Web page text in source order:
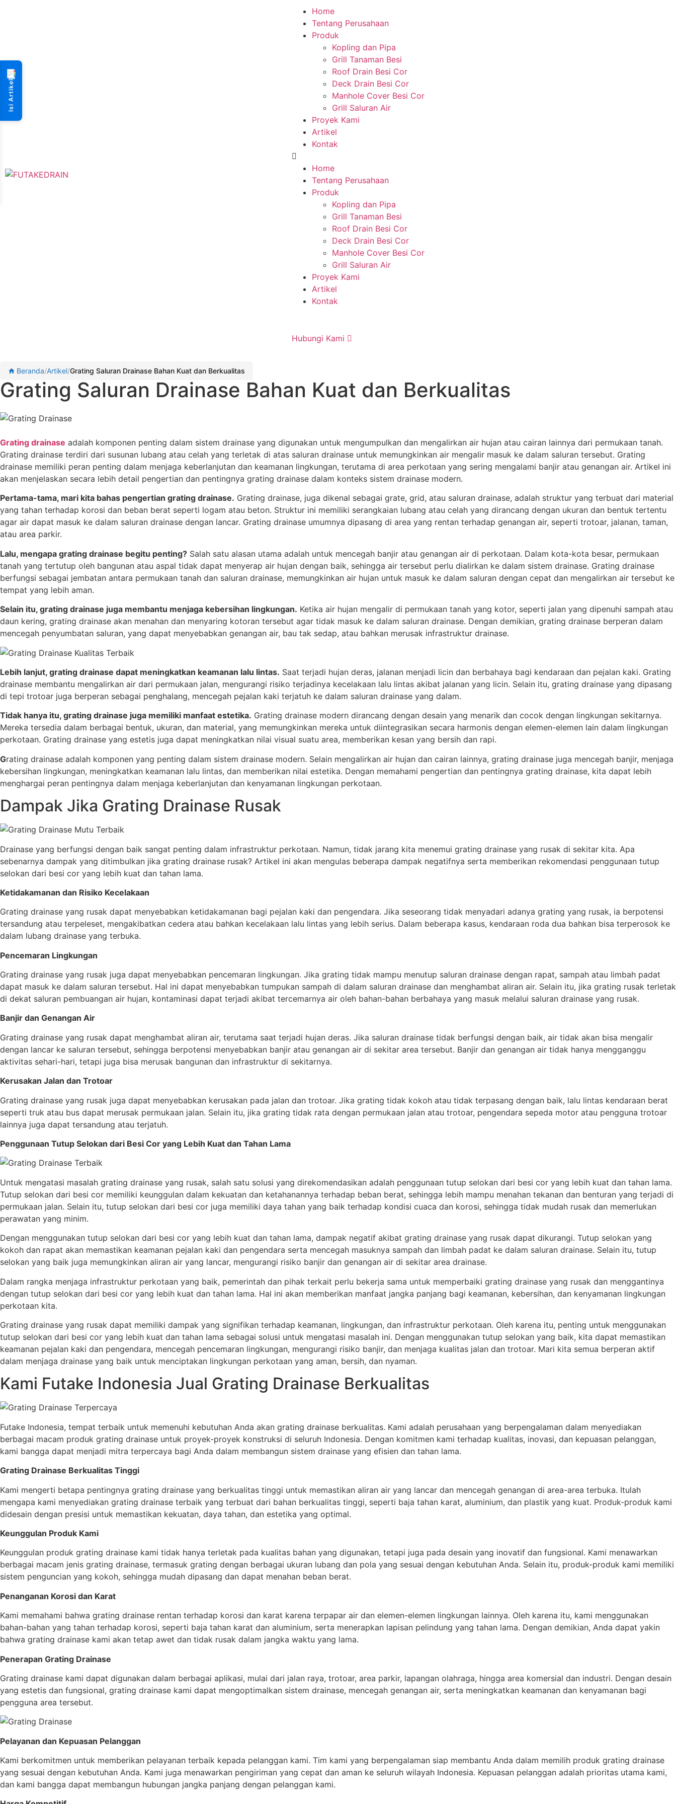
Home
Tentang Perusahaan
Produk
Kopling dan Pipa
Grill Tanaman Besi
Roof Drain Besi Cor
Deck Drain Besi Cor
Manhole Cover Besi Cor
Grill Saluran Air
Proyek Kami
Artikel
Kontak
Home
Tentang Perusahaan
Produk
Kopling dan Pipa
Grill Tanaman Besi
Roof Drain Besi Cor
Deck Drain Besi Cor
Manhole Cover Besi Cor
Grill Saluran Air
Proyek Kami
Artikel
Kontak
Hubungi Kami
Beranda/Artikel/Grating Saluran Drainase Bahan Kuat dan Berkualitas
📑
Isi Artikel
Grating Saluran Drainase Bahan Kuat dan Berkualitas
Grating drainase adalah komponen penting dalam sistem drainase yang digunakan untuk mengumpulkan dan mengalirkan air hujan atau cairan lainnya dari permukaan tanah.
Grating drainase terdiri dari susunan lubang atau celah yang terletak di atas saluran drainase untuk memungkinkan air mengalir masuk ke dalam saluran tersebut. Grating
drainase memiliki peran penting dalam menjaga keberlanjutan dan keamanan lingkungan, terutama di area perkotaan yang sering mengalami banjir atau genangan air. Artikel ini
akan menjelaskan secara lebih detail pengertian dan pentingnya grating drainase dalam konteks sistem drainase modern.
Pertama-tama, mari kita bahas pengertian grating drainase. Grating drainase, juga dikenal sebagai grate, grid, atau saluran drainase, adalah struktur yang terbuat dari material
yang tahan terhadap korosi dan beban berat seperti logam atau beton. Struktur ini memiliki serangkaian lubang atau celah yang dirancang dengan ukuran dan bentuk tertentu
agar air dapat masuk ke dalam saluran drainase dengan lancar. Grating drainase umumnya dipasang di area yang rentan terhadap genangan air, seperti trotoar, jalanan, taman,
atau area parkir.
Lalu, mengapa grating drainase begitu penting? Salah satu alasan utama adalah untuk mencegah banjir atau genangan air di perkotaan. Dalam kota-kota besar, permukaan
tanah yang tertutup oleh bangunan atau aspal tidak dapat menyerap air hujan dengan baik, sehingga air tersebut perlu dialirkan ke dalam sistem drainase. Grating drainase
berfungsi sebagai jembatan antara permukaan tanah dan saluran drainase, memungkinkan air hujan untuk masuk ke dalam saluran dengan cepat dan mengalirkan air tersebut ke
tempat yang lebih aman.
Selain itu, grating drainase juga membantu menjaga kebersihan lingkungan. Ketika air hujan mengalir di permukaan tanah yang kotor, seperti jalan yang dipenuhi sampah atau
daun kering, grating drainase akan menahan dan menyaring kotoran tersebut agar tidak masuk ke dalam saluran drainase. Dengan demikian, grating drainase berperan dalam
mencegah penyumbatan saluran, yang dapat menyebabkan genangan air, bau tak sedap, atau bahkan merusak infrastruktur drainase.
Lebih lanjut, grating drainase dapat meningkatkan keamanan lalu lintas. Saat terjadi hujan deras, jalanan menjadi licin dan berbahaya bagi kendaraan dan pejalan kaki. Grating
drainase membantu mengalirkan air dari permukaan jalan, mengurangi risiko terjadinya kecelakaan lalu lintas akibat jalanan yang licin. Selain itu, grating drainase yang dipasang
di tepi trotoar juga berperan sebagai penghalang, mencegah pejalan kaki terjatuh ke dalam saluran drainase yang dalam.
Tidak hanya itu, grating drainase juga memiliki manfaat estetika. Grating drainase modern dirancang dengan desain yang menarik dan cocok dengan lingkungan sekitarnya.
Mereka tersedia dalam berbagai bentuk, ukuran, dan material, yang memungkinkan mereka untuk diintegrasikan secara harmonis dengan elemen-elemen lain dalam lingkungan
perkotaan. Grating drainase yang estetis juga dapat meningkatkan nilai visual suatu area, memberikan kesan yang bersih dan rapi.
Grating drainase adalah komponen yang penting dalam sistem drainase modern. Selain mengalirkan air hujan dan cairan lainnya, grating drainase juga mencegah banjir, menjaga
kebersihan lingkungan, meningkatkan keamanan lalu lintas, dan memberikan nilai estetika. Dengan memahami pengertian dan pentingnya grating drainase, kita dapat lebih
menghargai peran pentingnya dalam menjaga keberlanjutan dan kenyamanan lingkungan perkotaan.
Dampak Jika Grating Drainase Rusak
Drainase yang berfungsi dengan baik sangat penting dalam infrastruktur perkotaan. Namun, tidak jarang kita menemui grating drainase yang rusak di sekitar kita. Apa
sebenarnya dampak yang ditimbulkan jika grating drainase rusak? Artikel ini akan mengulas beberapa dampak negatifnya serta memberikan rekomendasi penggunaan tutup
selokan dari besi cor yang lebih kuat dan tahan lama.
Ketidakamanan dan Risiko Kecelakaan
Grating drainase yang rusak dapat menyebabkan ketidakamanan bagi pejalan kaki dan pengendara. Jika seseorang tidak menyadari adanya grating yang rusak, ia berpotensi
tersandung atau terpeleset, mengakibatkan cedera atau bahkan kecelakaan lalu lintas yang lebih serius. Dalam beberapa kasus, kendaraan roda dua bahkan bisa terperosok ke
dalam lubang drainase yang terbuka.
Pencemaran Lingkungan
Grating drainase yang rusak juga dapat menyebabkan pencemaran lingkungan. Jika grating tidak mampu menutup saluran drainase dengan rapat, sampah atau limbah padat
dapat masuk ke dalam saluran tersebut. Hal ini dapat menyebabkan tumpukan sampah di dalam saluran drainase dan menghambat aliran air. Selain itu, jika grating rusak terletak
di dekat saluran pembuangan air hujan, kontaminasi dapat terjadi akibat tercemarnya air oleh bahan-bahan berbahaya yang masuk melalui saluran drainase yang rusak.
Banjir dan Genangan Air
Grating drainase yang rusak dapat menghambat aliran air, terutama saat terjadi hujan deras. Jika saluran drainase tidak berfungsi dengan baik, air tidak akan bisa mengalir
dengan lancar ke saluran tersebut, sehingga berpotensi menyebabkan banjir atau genangan air di sekitar area tersebut. Banjir dan genangan air tidak hanya mengganggu
aktivitas sehari-hari, tetapi juga bisa merusak bangunan dan infrastruktur di sekitarnya.
Kerusakan Jalan dan Trotoar
Grating drainase yang rusak juga dapat menyebabkan kerusakan pada jalan dan trotoar. Jika grating tidak kokoh atau tidak terpasang dengan baik, lalu lintas kendaraan berat
seperti truk atau bus dapat merusak permukaan jalan. Selain itu, jika grating tidak rata dengan permukaan jalan atau trotoar, pengendara sepeda motor atau pengguna trotoar
lainnya juga dapat tersandung atau terjatuh.
Penggunaan Tutup Selokan dari Besi Cor yang Lebih Kuat dan Tahan Lama
Untuk mengatasi masalah grating drainase yang rusak, salah satu solusi yang direkomendasikan adalah penggunaan tutup selokan dari besi cor yang lebih kuat dan tahan lama.
Tutup selokan dari besi cor memiliki keunggulan dalam kekuatan dan ketahanannya terhadap beban berat, sehingga lebih mampu menahan tekanan dan benturan yang terjadi di
permukaan jalan. Selain itu, tutup selokan dari besi cor juga memiliki daya tahan yang baik terhadap kondisi cuaca dan korosi, sehingga tidak mudah rusak dan memerlukan
perawatan yang minim.
Dengan menggunakan tutup selokan dari besi cor yang lebih kuat dan tahan lama, dampak negatif akibat grating drainase yang rusak dapat dikurangi. Tutup selokan yang
kokoh dan rapat akan memastikan keamanan pejalan kaki dan pengendara serta mencegah masuknya sampah dan limbah padat ke dalam saluran drainase. Selain itu, tutup
selokan yang baik juga memungkinkan aliran air yang lancar, mengurangi risiko banjir dan genangan air di sekitar area drainase.
Dalam rangka menjaga infrastruktur perkotaan yang baik, pemerintah dan pihak terkait perlu bekerja sama untuk memperbaiki grating drainase yang rusak dan menggantinya
dengan tutup selokan dari besi cor yang lebih kuat dan tahan lama. Hal ini akan memberikan manfaat jangka panjang bagi keamanan, kebersihan, dan kenyamanan lingkungan
perkotaan kita.
Grating drainase yang rusak dapat memiliki dampak yang signifikan terhadap keamanan, lingkungan, dan infrastruktur perkotaan. Oleh karena itu, penting untuk menggunakan
tutup selokan dari besi cor yang lebih kuat dan tahan lama sebagai solusi untuk mengatasi masalah ini. Dengan menggunakan tutup selokan yang baik, kita dapat memastikan
keamanan pejalan kaki dan pengendara, mencegah pencemaran lingkungan, mengurangi risiko banjir, dan menjaga kualitas jalan dan trotoar. Mari kita semua berperan aktif
dalam menjaga drainase yang baik untuk menciptakan lingkungan perkotaan yang aman, bersih, dan nyaman.
Kami Futake Indonesia Jual Grating Drainase Berkualitas
Futake Indonesia, tempat terbaik untuk memenuhi kebutuhan Anda akan grating drainase berkualitas. Kami adalah perusahaan yang berpengalaman dalam menyediakan
berbagai macam produk grating drainase untuk proyek-proyek konstruksi di seluruh Indonesia. Dengan komitmen kami terhadap kualitas, inovasi, dan kepuasan pelanggan,
kami bangga dapat menjadi mitra terpercaya bagi Anda dalam membangun sistem drainase yang efisien dan tahan lama.
Grating Drainase Berkualitas Tinggi
Kami mengerti betapa pentingnya grating drainase yang berkualitas tinggi untuk memastikan aliran air yang lancar dan mencegah genangan di area-area terbuka. Itulah
mengapa kami menyediakan grating drainase terbaik yang terbuat dari bahan berkualitas tinggi, seperti baja tahan karat, aluminium, dan plastik yang kuat. Produk-produk kami
didesain dengan presisi untuk memastikan kekuatan, daya tahan, dan estetika yang optimal.
Keunggulan Produk Kami
Keunggulan produk grating drainase kami tidak hanya terletak pada kualitas bahan yang digunakan, tetapi juga pada desain yang inovatif dan fungsional. Kami menawarkan
berbagai macam jenis grating drainase, termasuk grating dengan berbagai ukuran lubang dan pola yang sesuai dengan kebutuhan Anda. Selain itu, produk-produk kami memiliki
sistem penguncian yang kokoh, sehingga mudah dipasang dan dapat menahan beban berat.
Penanganan Korosi dan Karat
Kami memahami bahwa grating drainase rentan terhadap korosi dan karat karena terpapar air dan elemen-elemen lingkungan lainnya. Oleh karena itu, kami menggunakan
bahan-bahan yang tahan terhadap korosi, seperti baja tahan karat dan aluminium, serta menerapkan lapisan pelindung yang tahan lama. Dengan demikian, Anda dapat yakin
bahwa grating drainase kami akan tetap awet dan tidak rusak dalam jangka waktu yang lama.
Penerapan Grating Drainase
Grating drainase kami dapat digunakan dalam berbagai aplikasi, mulai dari jalan raya, trotoar, area parkir, lapangan olahraga, hingga area komersial dan industri. Dengan desain
yang estetis dan fungsional, grating drainase kami dapat mengoptimalkan sistem drainase, mencegah genangan air, serta meningkatkan keamanan dan kenyamanan bagi
pengguna area tersebut.
Pelayanan dan Kepuasan Pelanggan
Kami berkomitmen untuk memberikan pelayanan terbaik kepada pelanggan kami. Tim kami yang berpengalaman siap membantu Anda dalam memilih produk grating drainase
yang sesuai dengan kebutuhan Anda. Kami juga menawarkan pengiriman yang cepat dan aman ke seluruh wilayah Indonesia. Kepuasan pelanggan adalah prioritas utama kami,
dan kami bangga dapat membangun hubungan jangka panjang dengan pelanggan kami.